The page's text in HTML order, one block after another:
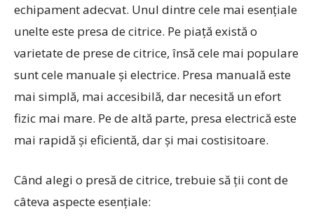
echipament adecvat. Unul dintre cele mai esențiale
unelte este presa de citrice. Pe piață există o
varietate de prese de citrice, însă cele mai populare
sunt cele manuale și electrice. Presa manuală este
mai simplă, mai accesibilă, dar necesită un efort
fizic mai mare. Pe de altă parte, presa electrică este
mai rapidă și eficientă, dar și mai costisitoare.
Când alegi o presă de citrice, trebuie să ții cont de
câteva aspecte esențiale: